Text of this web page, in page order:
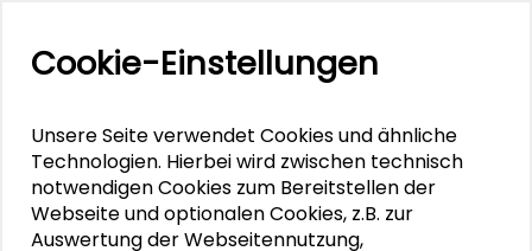
zum Thema „Das Porträt in der Werbung“.
Am 14. November 2014 war er mit einen
Verantwortung in Wirtschaft und
Wissenschaft“ anlässlich der Jahrestagung
desGroßen Konvents der Schader-Stiftung
vertreten.
Cookie-Einstellungen
Unsere Seite verwendet Cookies und ähnliche
Technologien. Hierbei wird zwischen technisch
notwendigen Cookies zum Bereitstellen der
Webseite und optionalen Cookies, z.B. zur
Auswertung der Webseitennutzung,